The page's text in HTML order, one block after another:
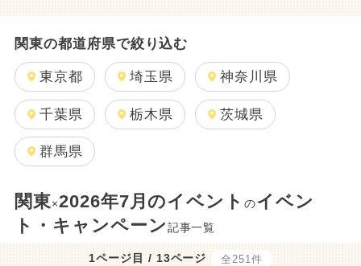
関東の都道府県で絞り込む
東京都 埼玉県 神奈川県
千葉県 栃木県 茨城県
群馬県
関東×2026年7月のイベントのイベン
ト・キャンペーン記事一覧
1ページ目 / 13ページ 全251件